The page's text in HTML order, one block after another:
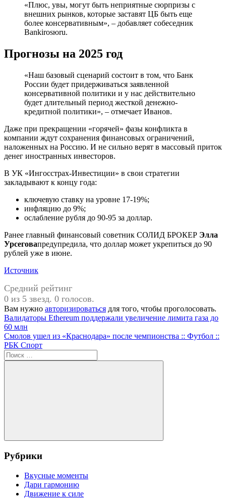
«Плюс, увы, могут быть неприятные сюрпризы с
внешних рынков, которые заставят ЦБ быть еще
более консервативным», – добавляет собеседник
Bankirosюru.
Прогнозы на 2025 год
«Наш базовый сценарий состоит в том, что Банк
России будет придерживаться заявленной
консервативной политики и у нас действительно
будет длительный период жесткой денежно-
кредитной политики», – отмечает Иванов.
Даже при прекращении «горячей» фазы конфликта в
компании ждут сохранения финансовых ограничений,
наложенных на Россию. И не сильно верят в массовый приток
денег иностранных инвесторов.
В УК «Ингосстрах-Инвестиции» в свои стратегии
закладывают к концу года:
ключевую ставку на уровне 17-19%;
инфляцию до 9%;
ослабление рубля до 90-95 за доллар.
Ранее главный финансовый советник СОЛИД БРОКЕР Элла
Урсеговапредупредила, что доллар может укрепиться до 90
рублей уже в июне.
Источник
Средний рейтинг
0 из 5 звезд. 0 голосов.
Вам нужно авторизироваться для того, чтобы проголосовать.
Навигация
по
записям
Предыдущая
запись:
Валидаторы Ethereum поддержали увеличение лимита газа до
60 млн
Следующая
запись:
Смолов ушел из «Краснодара» после чемпионства :: Футбол ::
РБК Спорт
Поиск
для:
Поиск
Рубрики
Вкусные моменты
Дари гармонию
Движение к силе